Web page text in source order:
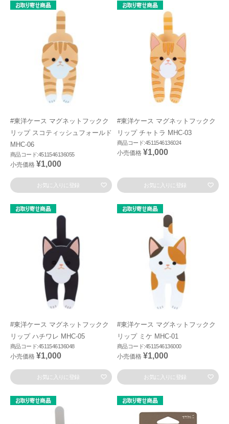
#東洋ケース マグネットフックク
リップ スコティッシュフォールド
MHC-06
商品コード:4511546136055
小売価格 ¥1,000
お気に入りに登録
#東洋ケース マグネットフックク
リップ チャトラ MHC-03
商品コード:4511546136024
小売価格 ¥1,000
お気に入りに登録
#東洋ケース マグネットフックク
リップ ハチワレ MHC-05
商品コード:4511546136048
小売価格 ¥1,000
お気に入りに登録
#東洋ケース マグネットフックク
リップ ミケ MHC-01
商品コード:4511546136000
小売価格 ¥1,000
お気に入りに登録